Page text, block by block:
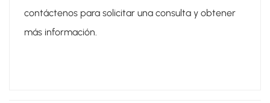
contáctenos para solicitar una consulta y obtener
más información.